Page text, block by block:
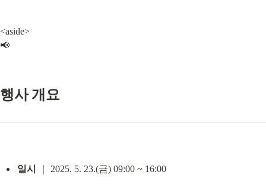
<aside>
📢
행사 개요
일시 ｜ 2025. 5. 23.(금) 09:00 ~ 16:00